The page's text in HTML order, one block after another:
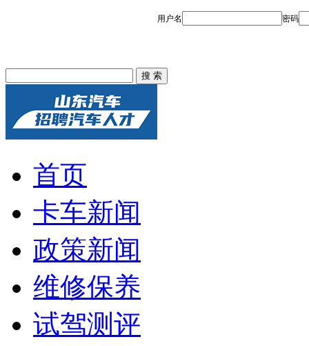
首页
卡车新闻
政策新闻
维修保养
试驾测评